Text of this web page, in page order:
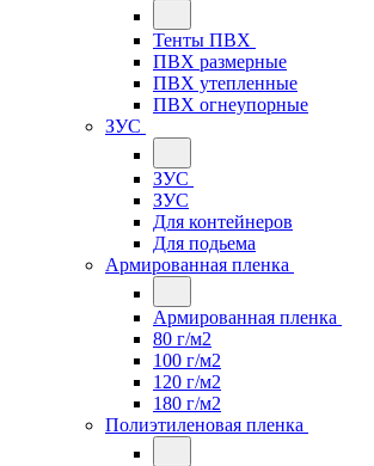
Тенты ПВХ
ПВХ размерные
ПВХ утепленные
ПВХ огнеупорные
ЗУС
ЗУС
ЗУС
Для контейнеров
Для подьема
Армированная пленка
Армированная пленка
80 г/м2
100 г/м2
120 г/м2
180 г/м2
Полиэтиленовая пленка